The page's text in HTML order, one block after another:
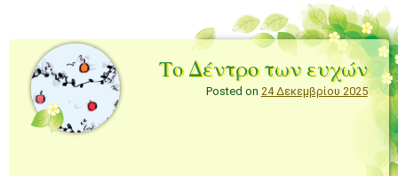
Το Δέντρο των ευχών
Posted on 24 Δεκεμβρίου 2025